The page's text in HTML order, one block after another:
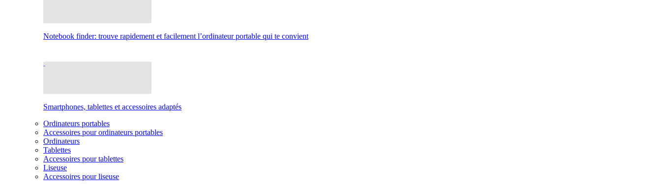
Notebook finder: trouve rapidement et facilement l’ordinateur portable qui te convient
Smartphones, tablettes et accessoires adaptés
Ordinateurs portables
Accessoires pour ordinateurs portables
Ordinateurs
Tablettes
Accessoires pour tablettes
Liseuse
Accessoires pour liseuse